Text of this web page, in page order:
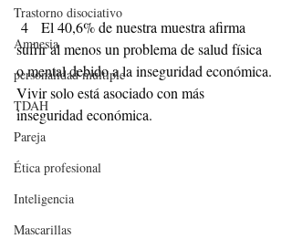
Trastorno disociativo
Amnesia
personalidad múltiple
TDAH
Pareja
Ética profesional
Inteligencia
Mascarillas
4   El 40,6% de nuestra muestra afirma
sufrir al menos un problema de salud física
o mental debido a la inseguridad económica.
Vivir solo está asociado con más
inseguridad económica.